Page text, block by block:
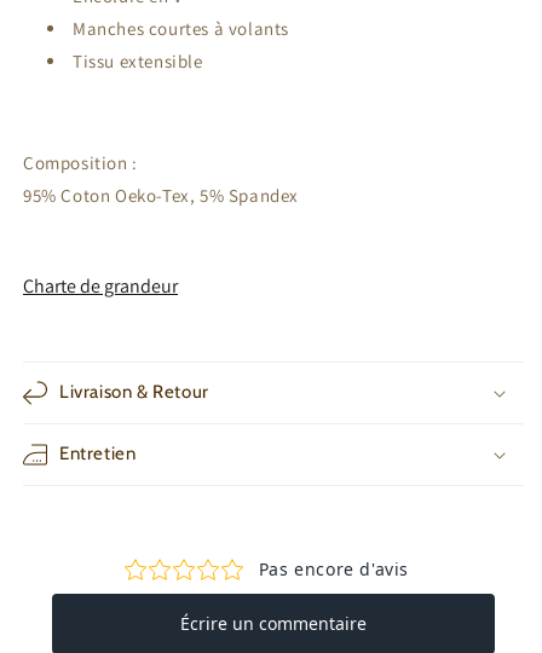
Manches courtes à volants
Tissu extensible
Composition :
95% Coton Oeko-Tex, 5% Spandex
Charte de grandeur
Livraison & Retour
Entretien